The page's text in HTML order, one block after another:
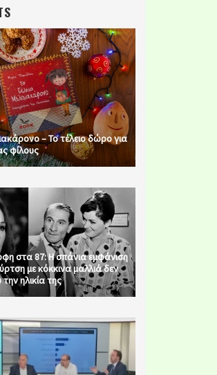
– Το τέλειο δώρο για
φίλους
στα 87: Η σπάνια εμφάνιση
με κόκκινα μαλλιά δεν
ηλικία της